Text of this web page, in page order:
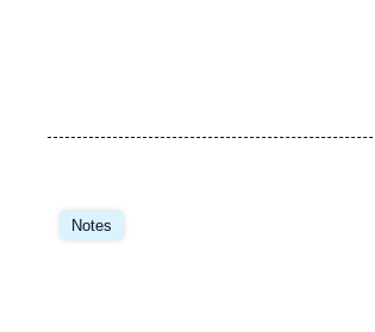
Notes
Image
principale